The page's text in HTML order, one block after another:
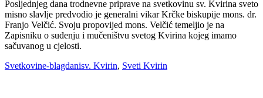
Posljednjeg dana trodnevne priprave na svetkovinu sv. Kvirina sveto
misno slavlje predvodio je generalni vikar Krčke biskupije mons. dr.
Franjo Velčić. Svoju propovijed mons. Velčić temeljio je na
Zapisniku o suđenju i mučeništvu svetog Kvirina kojeg imamo
sačuvanog u cjelosti.
Categories
Svetkovine-blagdaniTags
sv. Kvirin, Sveti Kvirin